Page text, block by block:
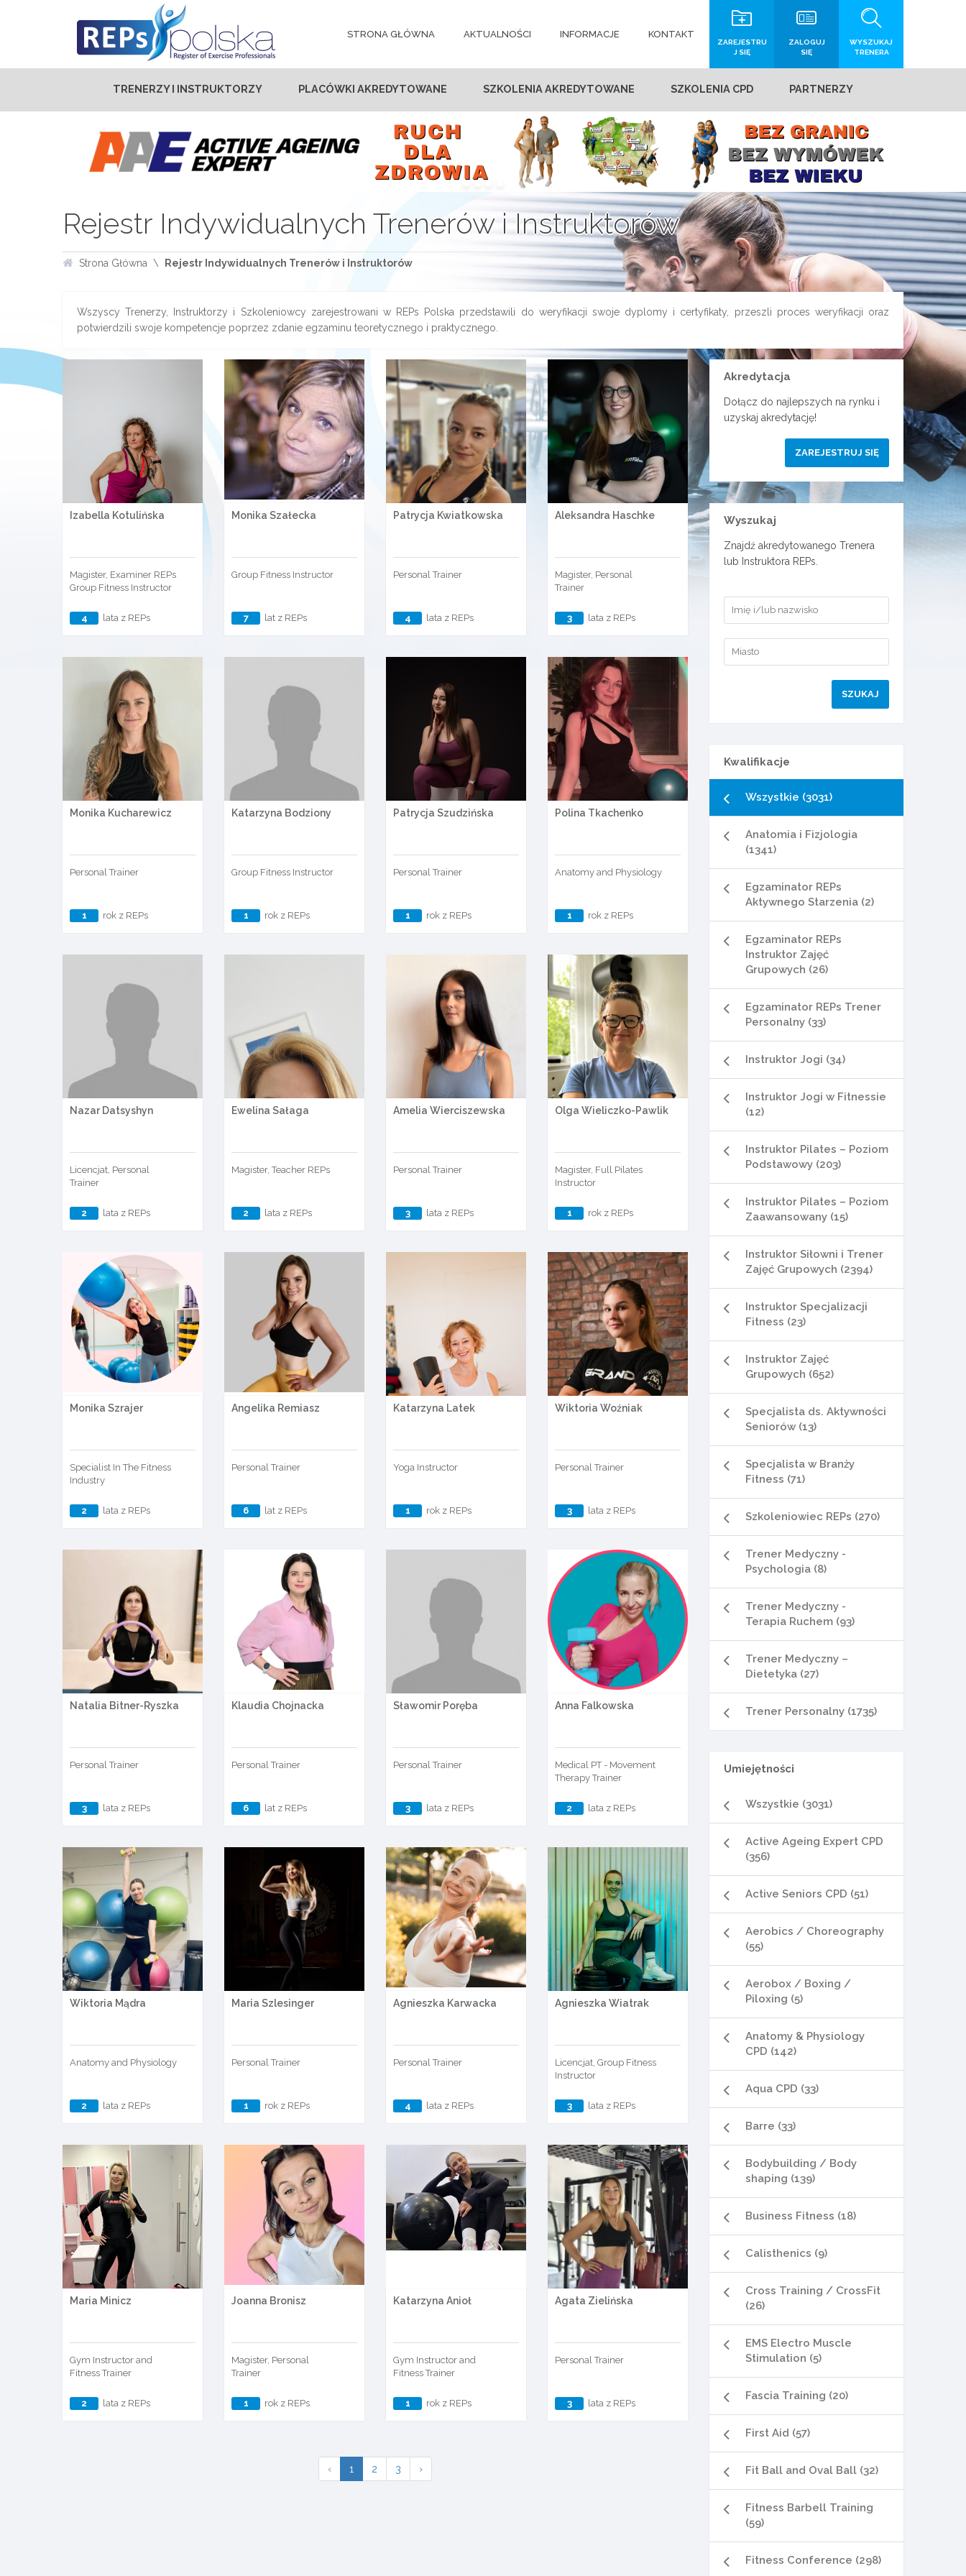
STRONA GŁÓWNA AKTUALNOŚCI INFORMACJE KONTAKT
WYSZUKAJ
TRENERA
ZALOGUJ
SIĘ
ZAREJESTRU
J SIĘ
TRENERZY I INSTRUKTORZY PLACÓWKI AKREDYTOWANE SZKOLENIA AKREDYTOWANE SZKOLENIA CPD PARTNERZY
Rejestr Indywidualnych Trenerów i Instruktorów
Strona Główna Rejestr Indywidualnych Trenerów i Instruktorów
Wszyscy Trenerzy, Instruktorzy i Szkoleniowcy zarejestrowani w REPs Polska przedstawili do weryfikacji swoje dyplomy i certyfikaty, przeszli proces weryfikacji oraz
potwierdzili swoje kompetencje poprzez zdanie egzaminu teoretycznego i praktycznego.
Izabella Kotulińska
Magister, Examiner REPs
Group Fitness Instructor
4 lata z REPs
Monika Szałecka
Group Fitness Instructor
7 lat z REPs
Patrycja Kwiatkowska
Personal Trainer
4 lata z REPs
Aleksandra Haschke
Magister, Personal
Trainer
3 lata z REPs
Monika Kucharewicz
Personal Trainer
1 rok z REPs
Katarzyna Bodziony
Group Fitness Instructor
1 rok z REPs
Patrycja Szudzińska
Personal Trainer
1 rok z REPs
Polina Tkachenko
Anatomy and Physiology
1 rok z REPs
Nazar Datsyshyn
Licencjat, Personal
Trainer
2 lata z REPs
Ewelina Sałaga
Magister, Teacher REPs
2 lata z REPs
Amelia Wierciszewska
Personal Trainer
3 lata z REPs
Olga Wieliczko-Pawlik
Magister, Full Pilates
Instructor
1 rok z REPs
Monika Szrajer
Specialist In The Fitness
Industry
2 lata z REPs
Angelika Remiasz
Personal Trainer
6 lat z REPs
Katarzyna Latek
Yoga Instructor
1 rok z REPs
Wiktoria Woźniak
Personal Trainer
3 lata z REPs
Natalia Bitner-Ryszka
Personal Trainer
3 lata z REPs
Klaudia Chojnacka
Personal Trainer
6 lat z REPs
Sławomir Poręba
Personal Trainer
3 lata z REPs
Anna Falkowska
Medical PT - Movement
Therapy Trainer
2 lata z REPs
Wiktoria Mądra
Anatomy and Physiology
2 lata z REPs
Maria Szlesinger
Personal Trainer
1 rok z REPs
Agnieszka Karwacka
Personal Trainer
4 lata z REPs
Agnieszka Wiatrak
Licencjat, Group Fitness
Instructor
3 lata z REPs
Maria Minicz
Gym Instructor and
Fitness Trainer
2 lata z REPs
Joanna Bronisz
Magister, Personal
Trainer
1 rok z REPs
Katarzyna Anioł
Gym Instructor and
Fitness Trainer
1 rok z REPs
Agata Zielińska
Personal Trainer
3 lata z REPs
‹ 1 2 3 ›
Akredytacja
Dołącz do najlepszych na rynku i
uzyskaj akredytację!
ZAREJESTRUJ SIĘ
Wyszukaj
Znajdź akredytowanego Trenera
lub Instruktora REPs.
Kwalifikacje
Wszystkie (3031)
Anatomia i Fizjologia
(1341)
Egzaminator REPs
Aktywnego Starzenia (2)
Egzaminator REPs
Instruktor Zajęć
Grupowych (26)
Egzaminator REPs Trener
Personalny (33)
Instruktor Jogi (34)
Instruktor Jogi w Fitnessie
(12)
Instruktor Pilates – Poziom
Podstawowy (203)
Instruktor Pilates – Poziom
Zaawansowany (15)
Instruktor Siłowni i Trener
Zajęć Grupowych (2394)
Instruktor Specjalizacji
Fitness (23)
Instruktor Zajęć
Grupowych (652)
Specjalista ds. Aktywności
Seniorów (13)
Specjalista w Branży
Fitness (71)
Szkoleniowiec REPs (270)
Trener Medyczny -
Psychologia (8)
Trener Medyczny -
Terapia Ruchem (93)
Trener Medyczny –
Dietetyka (27)
Trener Personalny (1735)
Umiejętności
Wszystkie (3031)
Active Ageing Expert CPD
(356)
Active Seniors CPD (51)
Aerobics / Choreography
(55)
Aerobox / Boxing /
Piloxing (5)
Anatomy & Physiology
CPD (142)
Aqua CPD (33)
Barre (33)
Bodybuilding / Body
shaping (139)
Business Fitness (18)
Calisthenics (9)
Cross Training / CrossFit
(26)
EMS Electro Muscle
Stimulation (5)
Fascia Training (20)
First Aid (57)
Fit Ball and Oval Ball (32)
Fitness Barbell Training
(59)
Fitness Conference (298)